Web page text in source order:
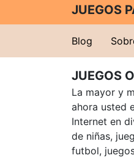
JUEGOS
Blog
JUEGOS
La mayor y
ahora usted
Internet en
de niñas,
futbol,